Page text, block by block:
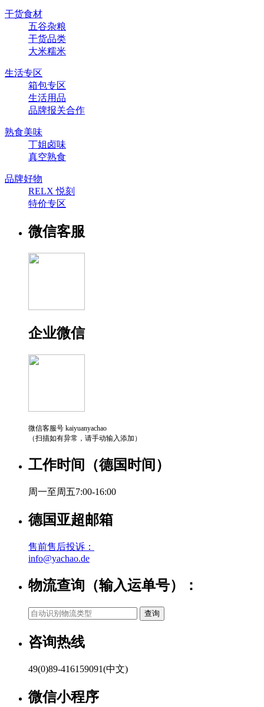
干货食材
五谷杂粮
干货品类
大米糯米
生活专区
箱包专区
生活用品
品牌报关合作
熟食美味
丁姐卤味
真空熟食
品牌好物
RELX 悦刻
特价专区
微信客服
企业微信
微信客服号 kaiyuanyachao
（扫描如有异常，请手动输入添加）
工作时间（德国时间）
周一至周五7:00-16:00
德国亚超邮箱
售前售后投诉：
info@yachao.de
物流查询（输入运单号）：
咨询热线
49(0)89-416159091(中文)
微信小程序